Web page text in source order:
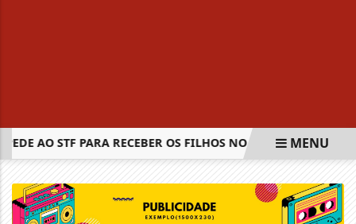
AO STF PARA RECEBER OS FILHOS NO DIA DOS PAIS
MENU